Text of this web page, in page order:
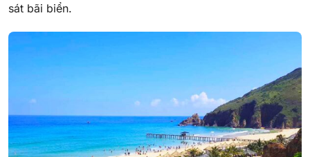
sát bãi biển.